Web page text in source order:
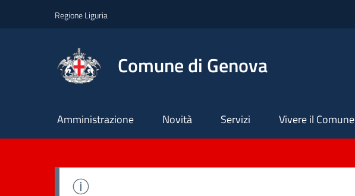
Regione Liguria
Comune di Genova
Principale
Amministrazione Novità Servizi Vivere il Comune